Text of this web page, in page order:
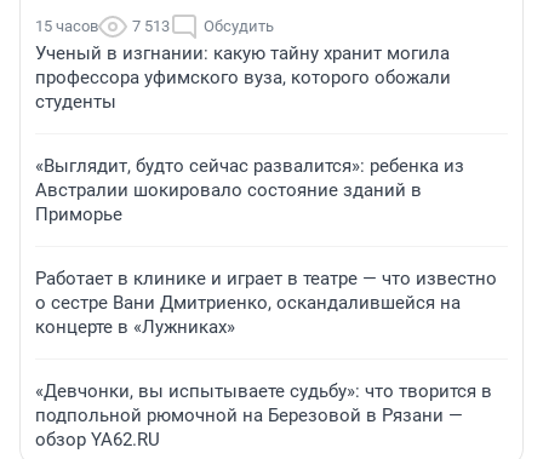
15 часов 7 513 Обсудить
Ученый в изгнании: какую тайну хранит могила
профессора уфимского вуза, которого обожали
студенты
«Выглядит, будто сейчас развалится»: ребенка из
Австралии шокировало состояние зданий в
Приморье
Работает в клинике и играет в театре — что известно
о сестре Вани Дмитриенко, оскандалившейся на
концерте в «Лужниках»
«Девчонки, вы испытываете судьбу»: что творится в
подпольной рюмочной на Березовой в Рязани —
обзор YA62.RU